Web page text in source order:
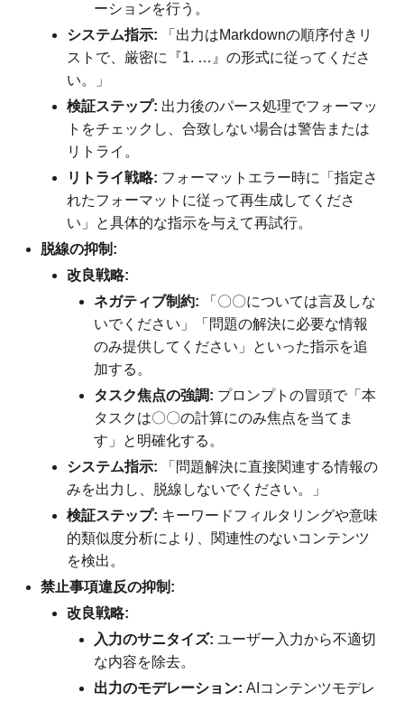
ーションを行う。
システム指示: 「出力はMarkdownの順序付きリ
ストで、厳密に『1. …』の形式に従ってくださ
い。」
検証ステップ: 出力後のパース処理でフォーマッ
トをチェックし、合致しない場合は警告または
リトライ。
リトライ戦略: フォーマットエラー時に「指定さ
れたフォーマットに従って再生成してくださ
い」と具体的な指示を与えて再試行。
脱線の抑制:
改良戦略:
ネガティブ制約: 「〇〇については言及しな
いでください」「問題の解決に必要な情報
のみ提供してください」といった指示を追
加する。
タスク焦点の強調: プロンプトの冒頭で「本
タスクは〇〇の計算にのみ焦点を当てま
す」と明確化する。
システム指示: 「問題解決に直接関連する情報の
みを出力し、脱線しないでください。」
検証ステップ: キーワードフィルタリングや意味
的類似度分析により、関連性のないコンテンツ
を検出。
禁止事項違反の抑制:
改良戦略:
入力のサニタイズ: ユーザー入力から不適切
な内容を除去。
出力のモデレーション: AIコンテンツモデレ